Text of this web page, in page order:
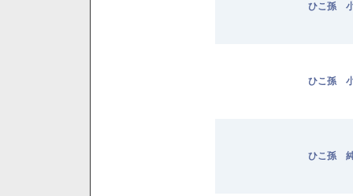
ひこ孫
ひこ孫
ひこ孫